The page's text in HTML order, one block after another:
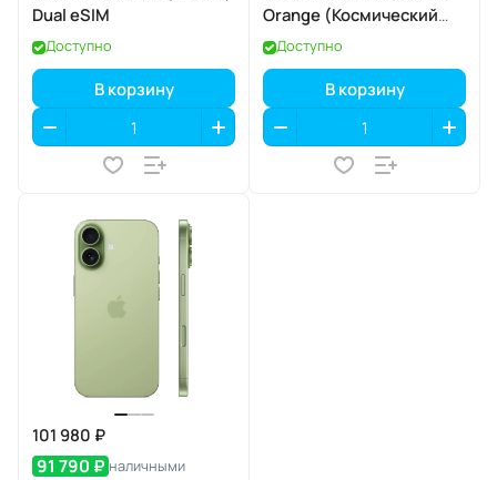
Dual eSIM
Доступно
В корзину
Orange (Космический
оранжевый) SIM+eSIM
Доступно
В корзину
101 980 ₽
91 790 ₽ наличными